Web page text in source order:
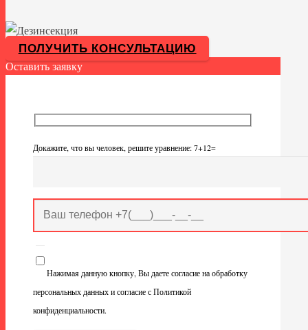
ПОЛУЧИТЬ КОНСУЛЬТАЦИЮ
Оставить заявку
Докажите, что вы человек, решите уравнение: 7+12=
Нажимая данную кнопку, Вы даете согласие на обработку
персональных данных и согласие с Политикой
конфиденциальности.